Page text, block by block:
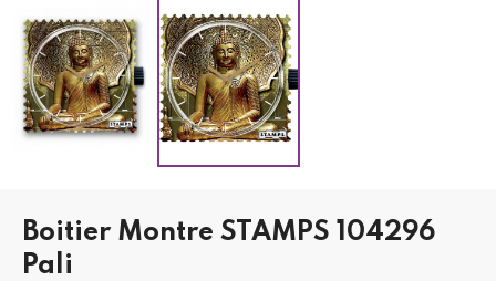
Boitier Montre STAMPS 104296
Pali